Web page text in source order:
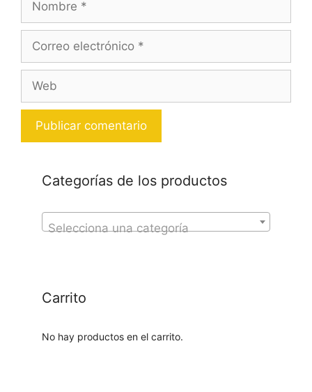
electrónico
Categorías de los productos
Selecciona una categoría
Carrito
No hay productos en el carrito.